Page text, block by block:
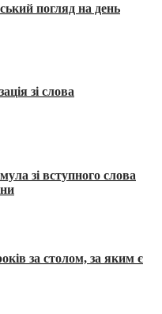
погляд на день
зі слова
зі вступного слова
за столом, за яким є